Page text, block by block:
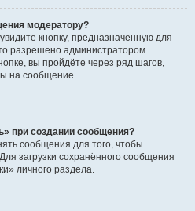
модератору?
кнопку, предназначенную для
разрешено администратором
вы пройдёте через ряд шагов,
на сообщение.
при создании сообщения?
сообщения для того, чтобы
загрузки сохранённого сообщения
личного раздела.